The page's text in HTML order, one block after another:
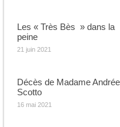
Les « Très Bès » dans la
peine
21 juin 2021
Décès de Madame Andrée
Scotto
16 mai 2021